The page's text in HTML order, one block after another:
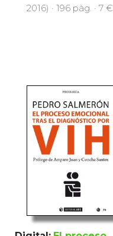
2016) · 196 pàg. · 7 €